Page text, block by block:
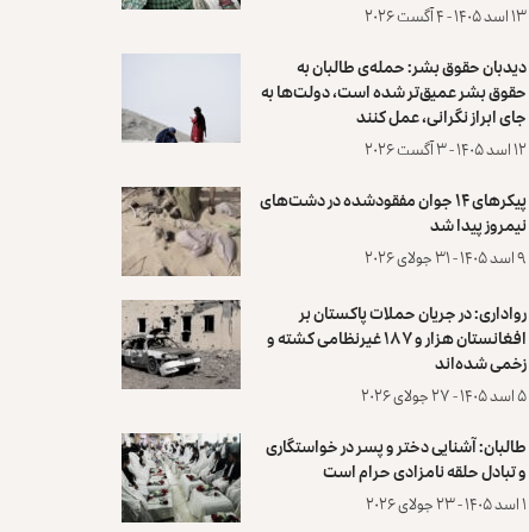
۱۳ اسد ۱۴۰۵ - ۴ آگست ۲۰۲۶
دیدبان حقوق بشر: حمله‌ی طالبان به
حقوق بشر عمیق‌تر شده است، دولت‌ها به
جای ابراز نگرانی، عمل کنند
۱۲ اسد ۱۴۰۵ - ۳ آگست ۲۰۲۶
پیکرهای ۱۴ جوان مفقودشده در دشت‌های
نیمروز پیدا شد
۹ اسد ۱۴۰۵ - ۳۱ جولای ۲۰۲۶
رواداری: در جریان حملات پاکستان بر
افغانستان هزار و ۱۸۷ غیرنظامی کشته و
زخمی شده‌اند
۵ اسد ۱۴۰۵ - ۲۷ جولای ۲۰۲۶
طالبان: آشنایی دختر و پسر در خواستگاری
و تبادل حلقه نامزادی حرام است
۱ اسد ۱۴۰۵ - ۲۳ جولای ۲۰۲۶